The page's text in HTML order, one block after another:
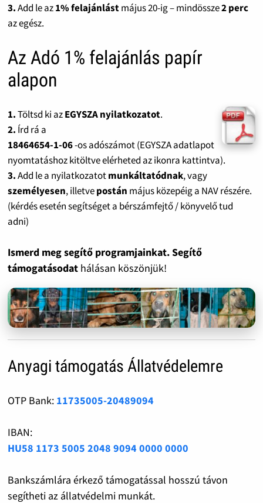
3.Add le az1% felajánlástmájus 20-ig – mindössze2 perc
az egész.
Az Adó 1% felajánlás papír
alapon
1.Töltsd ki azEGYSZA nyilatkozatot.
2. Írd rá a
18464654-1-06-os adószámot (EGYSZA adatlapot
nyomtatáshoz kitöltve elérheted az ikonra kattintva).
3.Add le a nyilatkozatotmunkáltatódnak, vagy
személyesen, illetvepostán május közepéig a NAV részére.
(kérdés esetén segítséget a bérszámfejtő / könyvelő tud
adni)
Ismerd meg segítő programjainkat. Segítő
támogatásodat hálásan köszönjük!
Anyagi támogatás Állatvédelemre
OTP Bank: 11735005-20489094
IBAN:
HU58 1173 5005 2048 9094 0000 0000
Bankszámlára érkező támogatással hosszú távon
segítheti az állatvédelmi munkát.